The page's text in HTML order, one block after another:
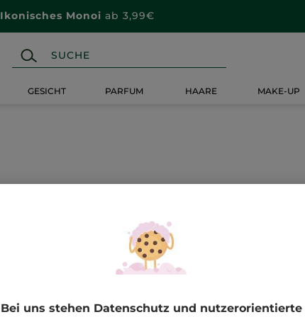
Wähle deinGeschenkmit deiner Bestellung ab 20€*
GESICHT PARFUM HAARE MAKE-UP
Bei uns stehen Datenschutz und nutzerorientierte